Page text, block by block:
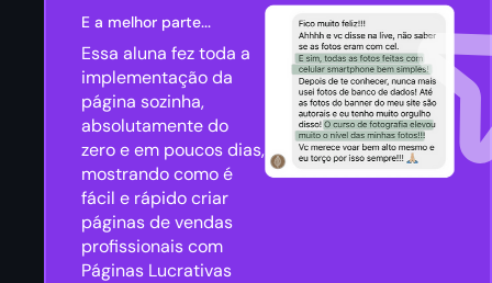
E a melhor parte...
Essa aluna fez toda a
implementação da
página sozinha,
absolutamente do
zero e em poucos dias,
mostrando como é
fácil e rápido criar
páginas de vendas
profissionais com
Páginas Lucrativas